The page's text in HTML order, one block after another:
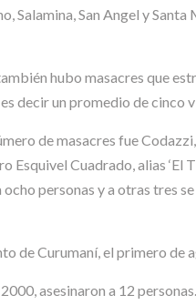
Salamina, San Angel y Santa
hubo masacres que
decir un promedio de cinco
de masacres fue
Esquivel Cuadrado, alias
personas y a otras tres
de Curumaní, el primero de
asesinaron a 12